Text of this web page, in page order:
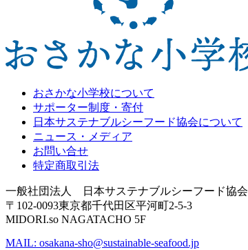
おさかな小学校について
サポーター制度・寄付
日本サステナブルシーフード協会について
ニュース・メディア
お問い合せ
特定商取引法
一般社団法人 日本サステナブルシーフード協会
〒102-0093東京都千代田区平河町2-5-3
MIDORI.so NAGATACHO 5F
MAIL: osakana-sho@sustainable-seafood.jp